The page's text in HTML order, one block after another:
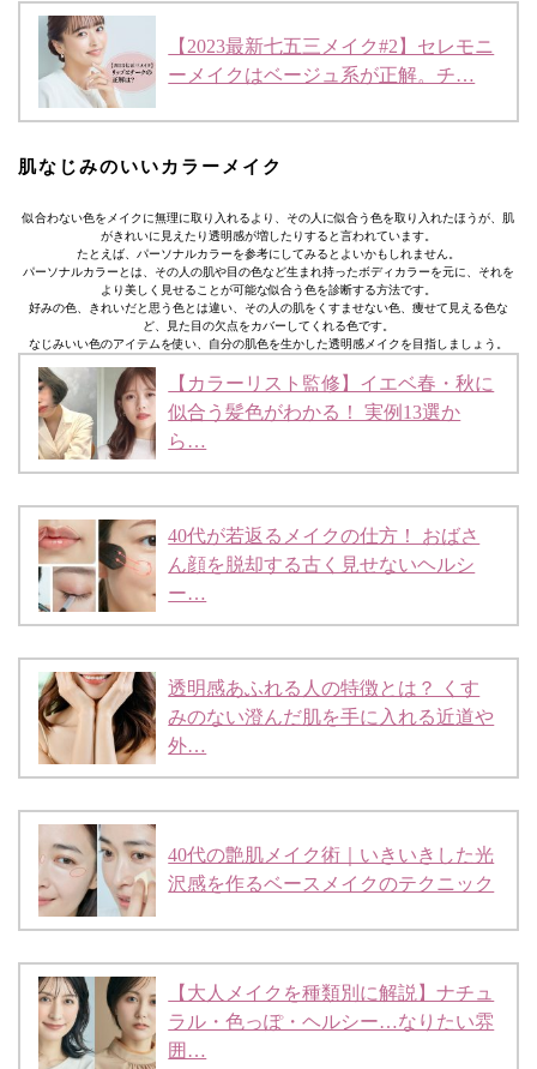
【2023最新七五三メイク#2】セレモニ
ーメイクはベージュ系が正解。チ…
肌なじみのいいカラーメイク
似合わない色をメイクに無理に取り入れるより、その人に似合う色を取り入れたほうが、肌
がきれいに見えたり透明感が増したりすると言われています。
たとえば、パーソナルカラーを参考にしてみるとよいかもしれません。
パーソナルカラーとは、その人の肌や目の色など生まれ持ったボディカラーを元に、それを
より美しく見せることが可能な似合う色を診断する方法です。
好みの色、きれいだと思う色とは違い、その人の肌をくすませない色、痩せて見える色な
ど、見た目の欠点をカバーしてくれる色です。
なじみいい色のアイテムを使い、自分の肌色を生かした透明感メイクを目指しましょう。
【カラーリスト監修】イエベ春・秋に
似合う髪色がわかる！ 実例13選か
ら…
40代が若返るメイクの仕方！ おばさ
ん顔を脱却する古く見せないヘルシ
ー…
透明感あふれる人の特徴とは？ くす
みのない澄んだ肌を手に入れる近道や
外…
40代の艶肌メイク術｜いきいきした光
沢感を作るベースメイクのテクニック
【大人メイクを種類別に解説】ナチュ
ラル・色っぽ・ヘルシー…なりたい雰
囲…